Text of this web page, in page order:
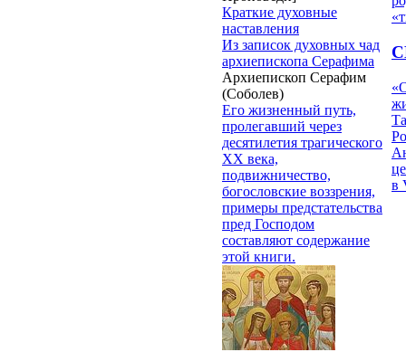
Краткие духовные
наставления
Из записок духовных чад
архиепископа Серафима
Архиепископ Серафим
(Соболев)
Его жизненный путь,
пролегавший через
десятилетия трагического
ХХ века,
подвижничество,
богословские воззрения,
примеры предстательства
пред Господом
составляют содержание
этой книги.
в